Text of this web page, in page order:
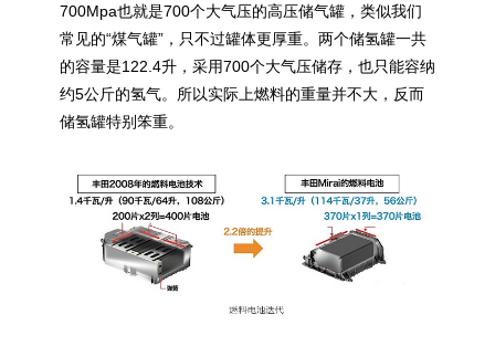
700Mpa也就是700个大气压的高压储气罐，类似我们
常见的“煤气罐”，只不过罐体更厚重。两个储氢罐一共
的容量是122.4升，采用700个大气压储存，也只能容纳
约5公斤的氢气。所以实际上燃料的重量并不大，反而
储氢罐特别笨重。